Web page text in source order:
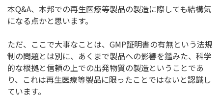
本Q&A、 本邦での再生医療等製品の製造に際しても結構気
になる点かと思います。
ただ、ここで大事なことは、GMP証明書の有無という法規
制の問題とは別に、あくまで製品への影響を鑑みた、 科学
的な根拠と信頼の上での出発物質の製造ということであ
り、 これは再生医療等製品に限ったことではないと認識し
ています。